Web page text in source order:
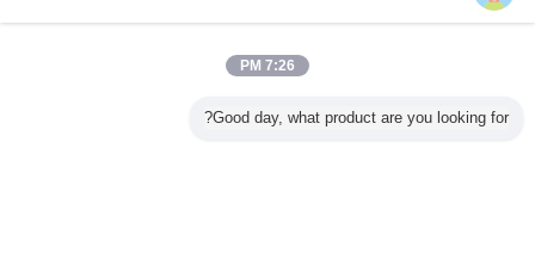
7:26 PM
Good day, what product are you looking for?